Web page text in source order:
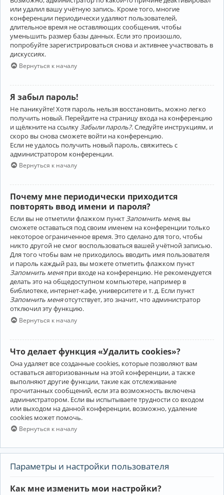
или удалил вашу учётную запись. Кроме того, многие
конференции периодически удаляют пользователей,
длительное время не оставляющих сообщения, чтобы
уменьшить размер базы данных. Если это произошло,
попробуйте зарегистрироваться снова и активнее участвовать в
дискуссиях.
Вернуться к началу
Я забыл пароль!
Не паникуйте! Хотя пароль нельзя восстановить, можно легко
получить новый. Перейдите на страницу входа на конференцию
и щёлкните на ссылку Забыли пароль?. Следуйте инструкциям, и
скоро вы снова сможете войти на конференцию.
Если не удалось получить новый пароль, свяжитесь с
администратором конференции.
Вернуться к началу
Почему мне периодически приходится
повторять ввод имени и пароля?
Если вы не отметили флажком пунктЗапомнить меня, вы
сможете оставаться под своим именем на конференции только
некоторое ограниченное время. Это сделано для того, чтобы
никто другой не смог воспользоваться вашей учётной записью.
Для того чтобы вам не приходилось вводить имя пользователя
и пароль каждый раз, вы можете отметить флажком пункт
Запомнить меняпри входе на конференцию. Не рекомендуется
делать это на общедоступном компьютере, например в
библиотеке, интернет-кафе, университете и т. д. Если пункт
Запомнить меняотсутствует, это значит, что администратор
отключил эту функцию.
Вернуться к началу
Что делает функция «Удалить cookies»?
Она удаляет все созданные cookies, которые позволяют вам
оставаться авторизованным на этой конференции, а также
выполняют другие функции, такие как отслеживание
прочитанных сообщений, если эта возможность включена
администратором. Если вы испытываете трудности со входом
или выходом на данной конференции, возможно, удаление
cookies может помочь.
Вернуться к началу
Параметры и настройки пользователя
Как мне изменить мои настройки?